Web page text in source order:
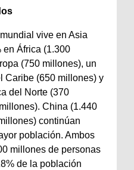
vive en Asia
en África (1.300
(750 millones), un
Caribe (650 millones) y
del Norte (370
China (1.440
continúan
población. Ambos
millones de personas
de la población